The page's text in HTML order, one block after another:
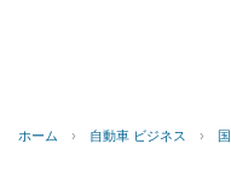
ホーム › 自動車 ビジネス ›